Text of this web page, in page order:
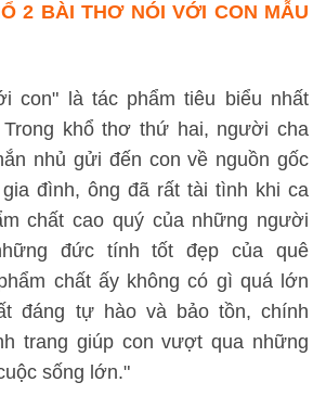
2 BÀI THƠ NÓI VỚI CON MẪU
con" là tác phẩm tiêu biểu nhất
khổ thơ thứ hai, người cha
nhủ gửi đến con về nguồn gốc
đình, ông đã rất tài tình khi ca
chất cao quý của những người
đức tính tốt đẹp của quê
chất ấy không có gì quá lớn
đáng tự hào và bảo tồn, chính
trang giúp con vượt qua những
sống lớn."